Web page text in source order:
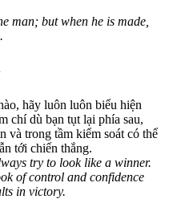
man; but when he is made,
hãy luôn luôn biểu hiện
chí dù bạn tụt lại phía sau,
và trong tầm kiểm soát có thể
tới chiến thắng.
try to look like a winner.
of control and confidence
in victory.